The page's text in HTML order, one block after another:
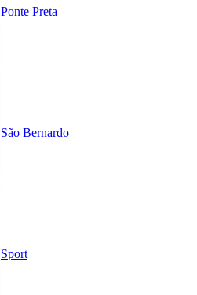
Ponte Preta
São Bernardo
Sport